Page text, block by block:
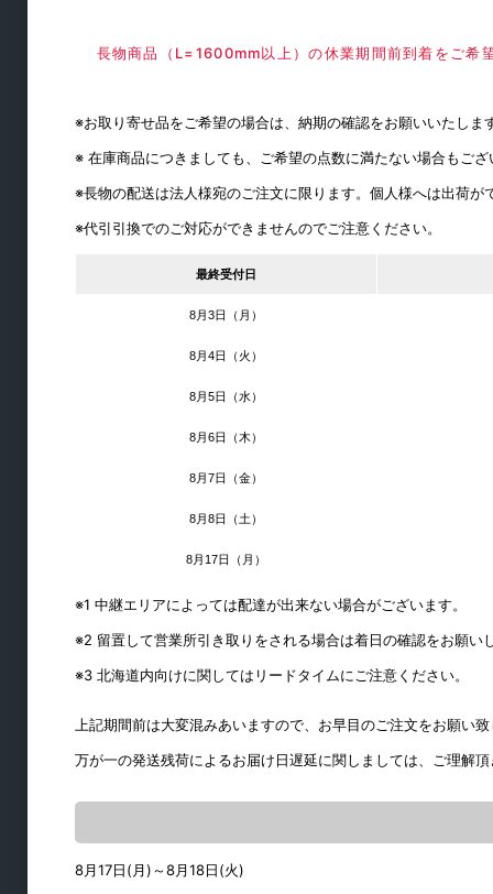
パーティション
外壁用換気口
キーボックス
シート・養生材
素材・建材
工具・ビス
工具
ビット
ビス・釘
接着剤
シリコンスプレー
長物商品（L=1600mm以上）の休業期間前到着をご希
※お取り寄せ品をご希望の場合は、納期の確認をお願いいたしま
※ 在庫商品につきましても、ご希望の点数に満たない場合もご
※長物の配送は法人様宛のご注文に限ります。個人様へは出荷が
※代引引換でのご対応ができませんのでご注意ください。
最終受付日
8月3日（月）
8月4日（火）
8月5日（水）
8月6日（木）
8月7日（金）
8月8日（土）
8月17日（月）
※1 中継エリアによっては配達が出来ない場合がございます。
※2 留置して営業所引き取りをされる場合は着日の確認をお願い
※3 北海道内向けに関してはリードタイムにご注意ください。
上記期間前は大変混みあいますので、お早目のご注文をお願い
万が一の発送残荷によるお届け日遅延に関しましては、ご理解
8月17日(月)～8月18日(火)